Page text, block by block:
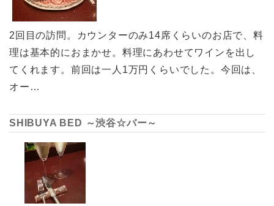
2回目の訪問。カウンターのみ14席くらいのお店で、料
理は基本的におまかせ。料理にあわせてワインを出し
てくれます。前回は一人1万円くらいでした。今回は、
オー…
SHIBUYA BED ～渋谷☆バー～